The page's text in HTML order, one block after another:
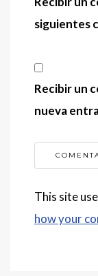
siguientes
Recibir un
nueva
This site
how your